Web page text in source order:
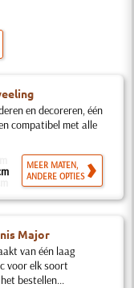
en decoreren, één
compatibel met alle
MEER MATEN,
ANDERE OPTIES
Major
van één laag
voor elk soort
bestellen...